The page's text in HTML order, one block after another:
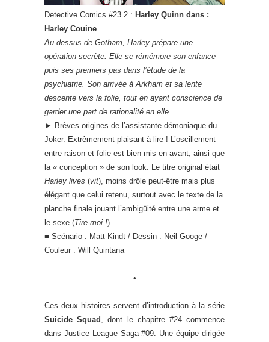
Detective Comics #23.2 : Harley Quinn dans :
Harley Couine
Au-dessus de Gotham, Harley prépare une
opération secrète. Elle se rémémore son enfance
puis ses premiers pas dans l’étude de la
psychiatrie. Son arrivée à Arkham et sa lente
descente vers la folie, tout en ayant conscience de
garder une part de rationalité en elle.
► Brèves origines de l’assistante démoniaque du
Joker. Extrêmement plaisant à lire ! L’oscillement
entre raison et folie est bien mis en avant, ainsi que
la « conception » de son look. Le titre original était
Harley lives (vit), moins drôle peut-être mais plus
élégant que celui retenu, surtout avec le texte de la
planche finale jouant l’ambigüité entre une arme et
le sexe (Tire-moi !).
■ Scénario : Matt Kindt / Dessin : Neil Googe /
Couleur : Will Quintana
•
Ces deux histoires servent d’introduction à la série
Suicide Squad , dont le chapitre #24 commence
dans Justice League Saga #09. Une équipe dirigée